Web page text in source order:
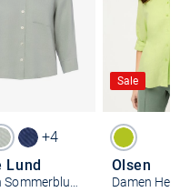
+4
Lund
Sale
Olsen